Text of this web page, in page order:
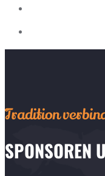
Tradition
SPONSOREN